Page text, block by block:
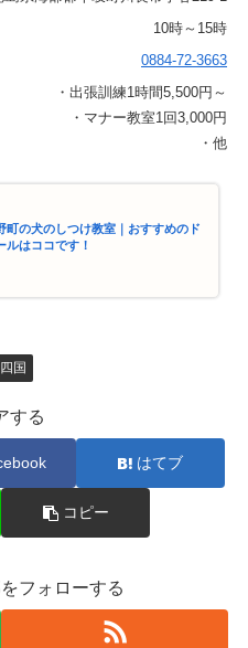
10時～15時
0884-72-3663
・出張訓練1時間5,500円～
・マナー教室1回3,000円
・他
町の犬のしつけ教室｜おすすめのド
ルはココです！
四国
する
はてブ
コピー
フォローする